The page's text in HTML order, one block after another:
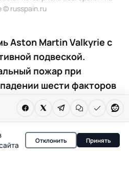
© russpain.ru
Aston Martin Valkyrie с
подвеской.
пожар при
шести факторов
Martin Valkyrie стоимостью
оказались под угрозой
Отклонить Принять